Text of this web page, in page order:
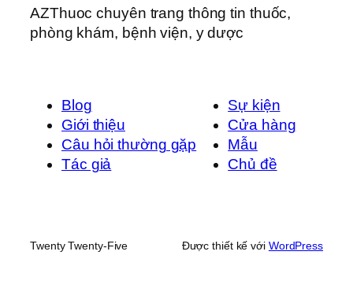
AZThuoc chuyên trang thông tin thuốc,
phòng khám, bệnh viện, y dược
Blog
Giới thiệu
Câu hỏi thường gặp
Tác giả
Sự kiện
Cửa hàng
Mẫu
Chủ đề
Twenty Twenty-Five Được thiết kế với WordPress